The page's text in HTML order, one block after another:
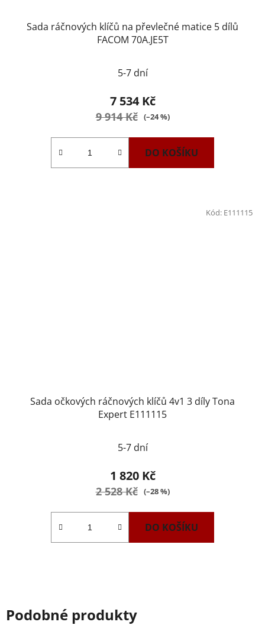
Sada ráčnových klíčů na převlečné matice 5 dílů
FACOM 70A.JE5T
5-7 dní
7 534 Kč
9 914 Kč (–24 %)
DO KOŠÍKU
Sada očkových ráčnových klíčů 4v1 3 díly Tona
Expert E111115
5-7 dní
1 820 Kč
2 528 Kč (–28 %)
DO KOŠÍKU
Kód: E111115
Podobné produkty